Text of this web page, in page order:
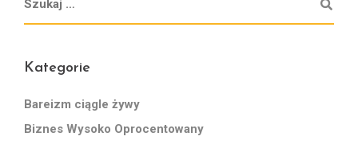
Kategorie
Bareizm ciągle żywy
Biznes Wysoko Oprocentowany